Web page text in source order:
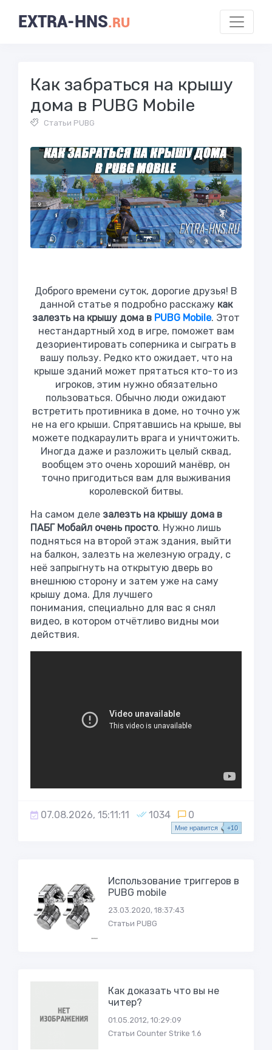
EXTRA-HNS.RU
Как забраться на крышу
дома в PUBG Mobile
Статьи PUBG
Доброго времени суток, дорогие друзья! В
данной статье я подробно расскажу как
залезть на крышу дома в PUBG Mobile. Этот
нестандартный ход в игре, поможет вам
дезориентировать соперника и сыграть в
вашу пользу. Редко кто ожидает, что на
крыше зданий может прятаться кто-то из
игроков, этим нужно обязательно
пользоваться. Обычно люди ожидают
встретить противника в доме, но точно уж
не на его крыши. Спрятавшись на крыше, вы
можете подкараулить врага и уничтожить.
Иногда даже и разложить целый сквад,
вообщем это очень хороший манёвр, он
точно пригодиться вам для выживания
королевской битвы.
На самом деле залезть на крышу дома в
ПАБГ Мобайл очень просто. Нужно лишь
подняться на второй этаж здания, выйти
на балкон, залезть на железную ограду, с
неё запрыгнуть на открытую дверь во
внешнюю сторону и затем уже на саму
крышу дома. Для лучшего
понимания, специально для вас я снял
видео, в котором отчётливо видны мои
действия.
07.08.2026, 15:11:11 1034 0
Mне нравится +10
Использование триггеров в
PUBG mobile
23.03.2020, 18:37:43
Статьи PUBG
Как доказать что вы не
читер?
01.05.2012, 10:29:09
Статьи Counter Strike 1.6